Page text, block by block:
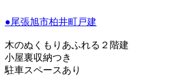
●尾張旭市柏井町戸建
木のぬくもりあふれる２階建
小屋裏収納つき
駐車スペースあり